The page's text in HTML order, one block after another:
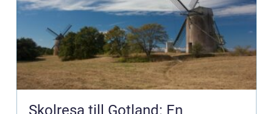
Skolresa till Gotland: En